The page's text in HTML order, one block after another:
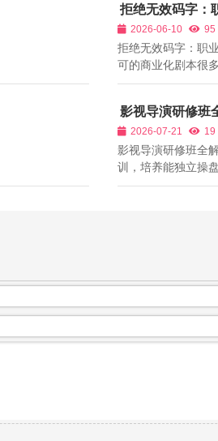
拒绝无效码字：
方都认可的商业
2026-06-10 95
拒绝无效码字：职
可的商业化剧本很
文笔，只要文字功
据来看，平台与甲
不是文笔优劣，而
影视导演研修班
景实训，培养能
2026-07-21 19
影视导演研修班全
训，培养能独立操
业链中，导演是整